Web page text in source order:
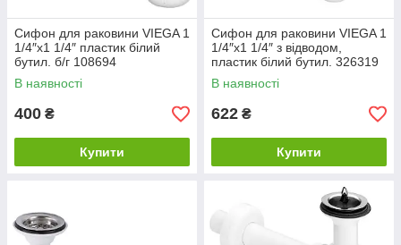
Сифон для раковини VIEGA 1
1/4″х1 1/4″ пластик білий
бутил. б/г 108694
В наявності
400 ₴
Купити
Сифон для раковини VIEGA 1
1/4″х1 1/4″ з відводом,
пластик білий бутил. 326319
В наявності
622 ₴
Купити